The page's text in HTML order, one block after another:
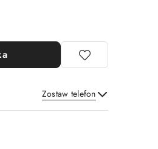
Zostaw telefon
Wyślij